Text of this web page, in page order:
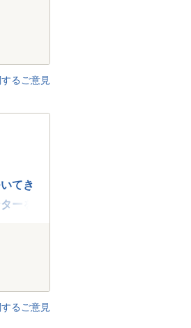
るご意見
てき
ーを
るご意見